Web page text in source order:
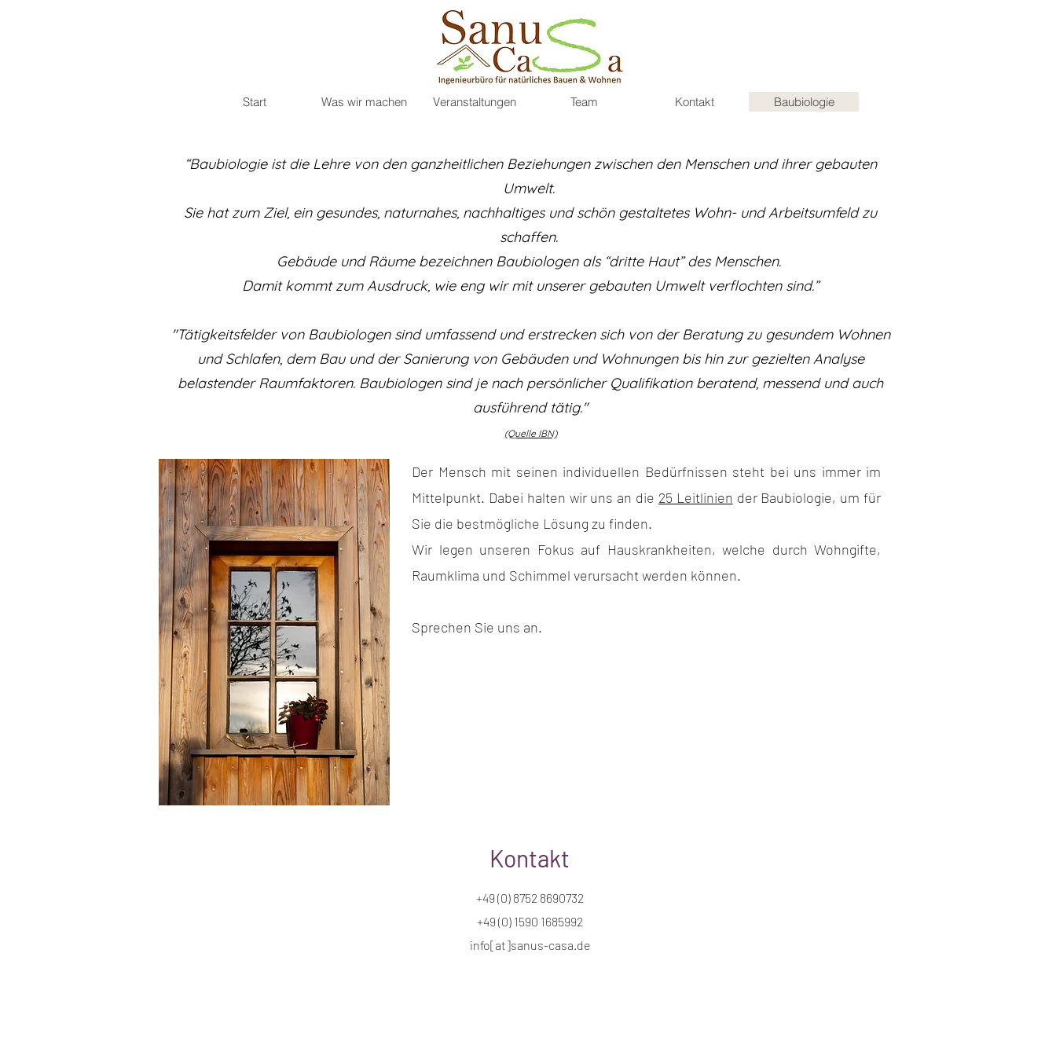
Start Was wir machen Veranstaltungen Team Kontakt Baubiologie
“Baubiologie ist die Lehre von den ganzheitlichen Beziehungen zwischen den Menschen und ihrer gebauten
Umwelt.
Sie hat zum Ziel, ein gesundes, naturnahes, nachhaltiges und schön gestaltetes Wohn- und Arbeitsumfeld zu
schaffen.
Gebäude und Räume bezeichnen Baubiologen als “dritte Haut” des Menschen.
Damit kommt zum Ausdruck, wie eng wir mit unserer gebauten Umwelt verflochten sind.”
"Tätigkeitsfelder von Baubiologen sind umfassend und erstrecken sich von der Beratung zu gesundem Wohnen
und Schlafen, dem Bau und der Sanierung von Gebäuden und Wohnungen bis hin zur gezielten Analyse
belastender Raumfaktoren. Baubiologen sind je nach persönlicher Qualifikation beratend, messend und auch
ausführend tätig."
(Quelle IBN)
​Der Mensch mit seinen individuellen Bedürfnissen steht bei uns immer im
Mittelpunkt. Dabei halten wir uns an die 25 Leitlinien der Baubiologie, um für
Sie die bestmögliche Lösung zu finden.
Wir legen unseren Fokus auf Hauskrankheiten, welche durch Wohngifte,
Raumklima und Schimmel verursacht werden können.
Sprechen Sie uns an.
Kontakt
+49 (0) 8752 8690732
+49 (0) 1590 1685992
info[at]sanus-casa.de